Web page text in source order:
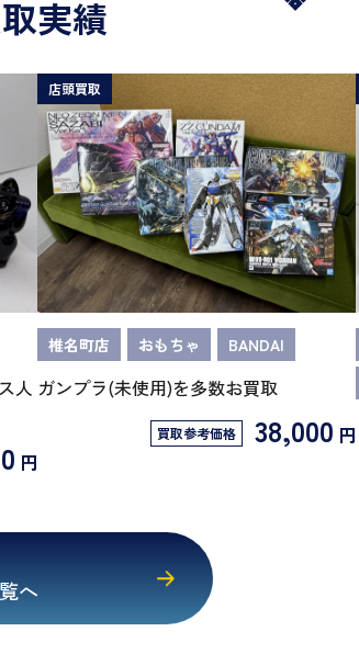
実績
人
円
店頭買取
椎名町店 おもちゃ BANDAI
ガンプラ(未使用)を多数お買取
買取参考価格 38,000 円
へ